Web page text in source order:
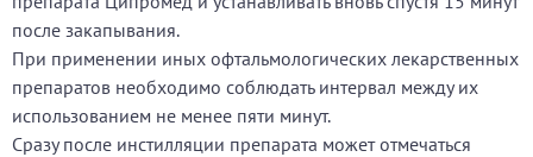
после закапывания.
При применении иных офтальмологических лекарственных
препаратов необходимо соблюдать интервал между их
использованием не менее пяти минут.
Сразу после инстилляции препарата может отмечаться